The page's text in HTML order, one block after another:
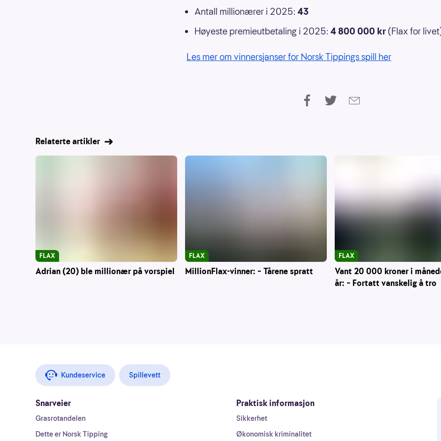
Antall millionærer i 2025: 43
Høyeste premieutbetaling i 2025: 4 800 000 kr (Flax for
Les mer om vinnersjanser for Norsk Tippings spill her
Relaterte artikler
Adrian (20) ble millionær på vorspiel
FLAX
MillionFlax-vinner: – Tårene spratt
FLAX
Vant 20 000 kroner i
år: – Fortatt vanskelig å tro
FLAX
Kundeservice Spillevett
Snarveier
Grasrotandelen
Dette er Norsk Tipping
Praktisk informasjon
Sikkerhet
Økonomisk kriminalitet